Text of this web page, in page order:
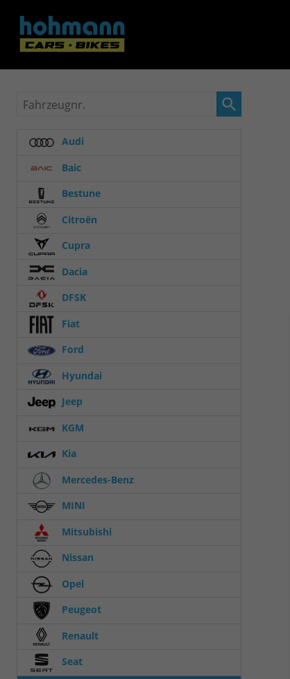
Fahrzeugnr.
Audi
Baic
Bestune
Citroën
Cupra
Dacia
DFSK
Fiat
Ford
Hyundai
Jeep
KGM
Kia
Mercedes-Benz
MINI
Mitsubishi
Nissan
Opel
Peugeot
Renault
Seat